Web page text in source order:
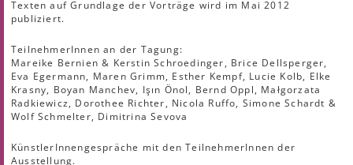
Texten auf Grundlage der Vorträge wird im Mai 2012
publiziert.
TeilnehmerInnen an der Tagung:
Mareike Bernien & Kerstin Schroedinger, Brice Dellsperger,
Eva Egermann, Maren Grimm, Esther Kempf, Lucie Kolb, Elke
Krasny, Boyan Manchev, Işın Önol, Bernd Oppl, Małgorzata
Radkiewicz, Dorothee Richter, Nicola Ruffo, Simone Schardt &
Wolf Schmelter, Dimitrina Sevova
KünstlerInnengespräche mit den TeilnehmerInnen der
Ausstellung.